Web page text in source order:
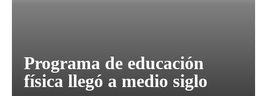
Programa de educación
física llegó a medio siglo